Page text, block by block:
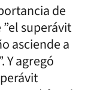
de
superávit
asciende a
Y agregó